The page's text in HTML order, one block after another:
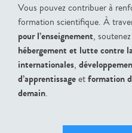
Vous pouvez contribuer à
formation scientifique. À
pour l’enseignement,
hébergement et lutte contre
internationales,
d’apprentissageetformation
demain.